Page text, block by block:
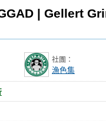
GGAD | Gellert
社團：
漁色集